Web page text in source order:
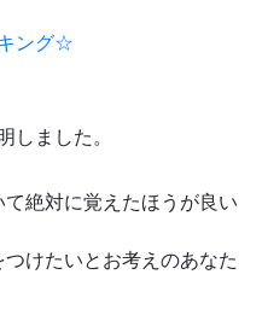
ング☆
しました。
絶対に覚えたほうが良い
けたいとお考えのあなた